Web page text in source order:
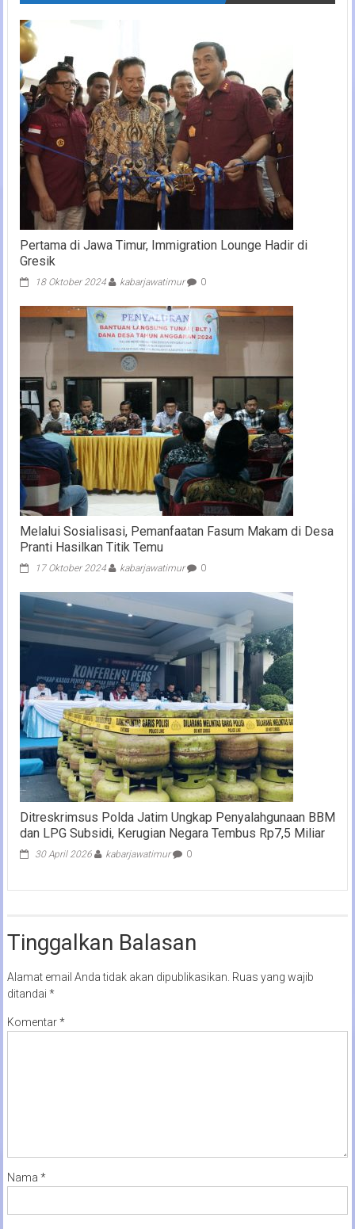
Pertama di Jawa Timur, Immigration Lounge Hadir di
Gresik
18 Oktober 2024 kabarjawatimur 0
Melalui Sosialisasi, Pemanfaatan Fasum Makam di Desa
Pranti Hasilkan Titik Temu
17 Oktober 2024 kabarjawatimur 0
Ditreskrimsus Polda Jatim Ungkap Penyalahgunaan BBM
dan LPG Subsidi, Kerugian Negara Tembus Rp7,5 Miliar
30 April 2026 kabarjawatimur 0
Tinggalkan Balasan
Alamat email Anda tidak akan dipublikasikan. Ruas yang wajib
ditandai *
Komentar*
Nama *